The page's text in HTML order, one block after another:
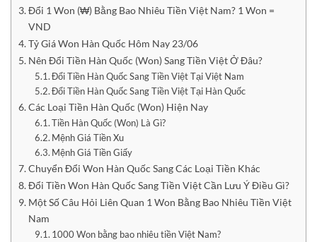
Đổi 1 Won (₩) Bằng Bao Nhiêu Tiền Việt Nam? 1 Won =
VND
Tỷ Giá Won Hàn Quốc Hôm Nay 23/06
Nên Đổi Tiền Hàn Quốc (Won) Sang Tiền Việt Ở Đâu?
Đổi Tiền Hàn Quốc Sang Tiền Việt Tại Việt Nam
Đổi Tiền Hàn Quốc Sang Tiền Việt Tại Hàn Quốc
Các Loại Tiền Hàn Quốc (Won) Hiện Nay
Tiền Hàn Quốc (Won) Là Gì?
Mệnh Giá Tiền Xu
Mệnh Giá Tiền Giấy
Chuyển Đổi Won Hàn Quốc Sang Các Loại Tiền Khác
Đổi Tiền Won Hàn Quốc Sang Tiền Việt Cần Lưu Ý Điều Gì?
Một Số Câu Hỏi Liên Quan 1 Won Bằng Bao Nhiêu Tiền Việt
Nam
1000 Won bằng bao nhiêu tiền Việt Nam?